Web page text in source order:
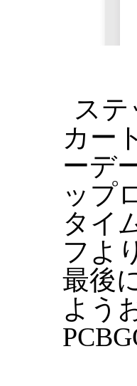
ス
カー
ーデ
ップ
タイ
フよ
最後
よう